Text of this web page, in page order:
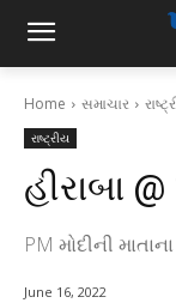
Home સમાચાર
રાષ્ટ્રીય
હીરાબા
PM મોદીની
June 16, 2022